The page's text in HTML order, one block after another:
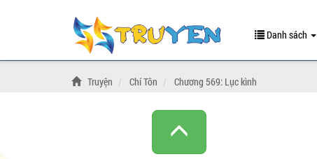
Danh sách
Truyện Chí Tôn Chương 569: Lục kình